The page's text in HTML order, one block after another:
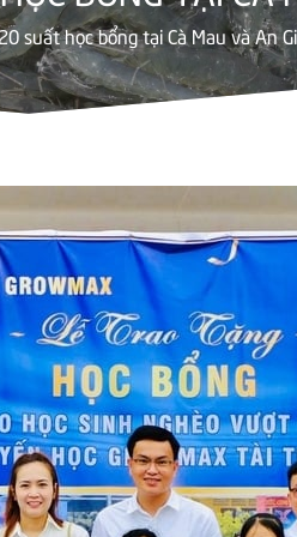
suất học bổng tại Cà Mau và An